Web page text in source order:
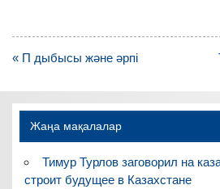
Навигация
записям
« П дыбысы және әрпі
Жаңа мақалалар
Тимур Турлов заговорил на
строит будущее в Казахстане